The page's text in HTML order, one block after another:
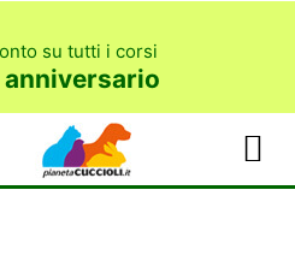
su tutti i corsi
anniversario